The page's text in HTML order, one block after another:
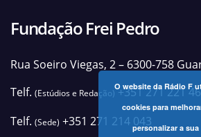
Fundação Frei Pedro
Rua Soeiro Viegas, 2 – 6300-758
Telf. (Estúdios e Redação)+351 271 221
Telf. (Sede) +351 271 214 043
O website da Rádio F
cookies para
personalizar a sua